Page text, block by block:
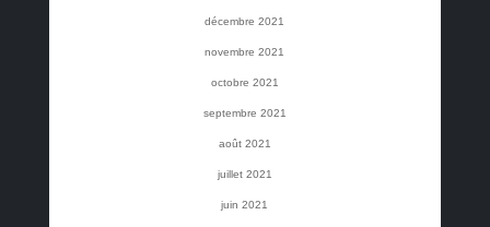
décembre 2021
novembre 2021
octobre 2021
septembre 2021
août 2021
juillet 2021
juin 2021